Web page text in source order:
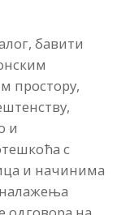
бавити
простору,
и
с
и начинима